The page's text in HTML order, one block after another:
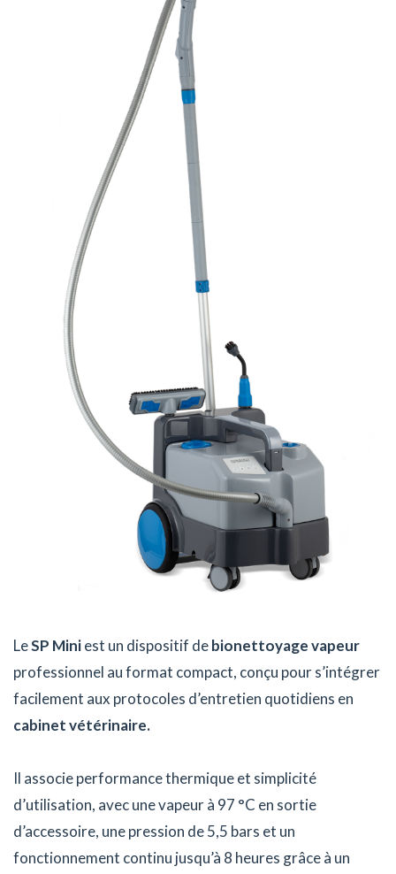
LeSP Miniest un dispositif debionettoyage vapeur
professionnel au format compact, conçu pour s’intégrer
facilement aux protocoles d’entretien quotidiens en
cabinet vétérinaire.
Il associe performance thermique et simplicité
d’utilisation, avec une vapeur à 97 °C en sortie
d’accessoire, une pression de 5,5 bars et un
fonctionnement continu jusqu’à 8 heures grâce à un